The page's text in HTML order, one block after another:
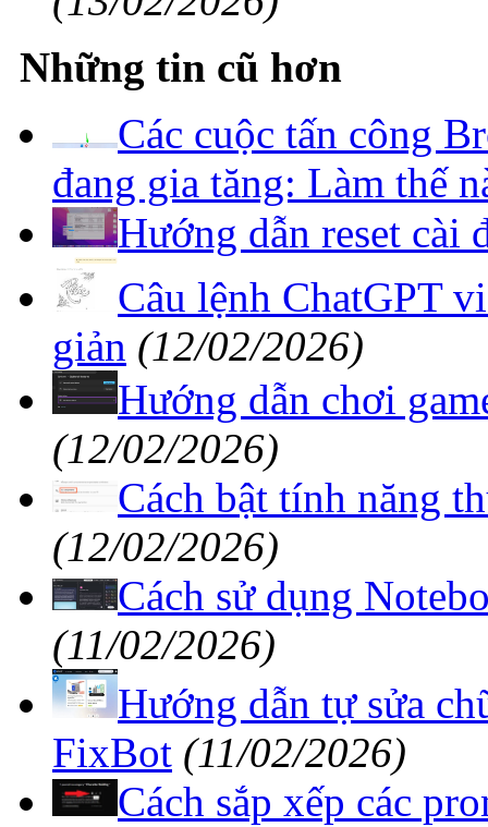
Những tin cũ hơn
Các cuộc tấn công
đang gia tăng: Làm thế
Hướng dẫn reset cài
Câu lệnh ChatGPT
giản (12/02/2026)
Hướng dẫn chơi
(12/02/2026)
Cách bật tính năng
(12/02/2026)
Cách sử dụng
(11/02/2026)
Hướng dẫn tự sửa
FixBot (11/02/2026)
Cách sắp xếp các